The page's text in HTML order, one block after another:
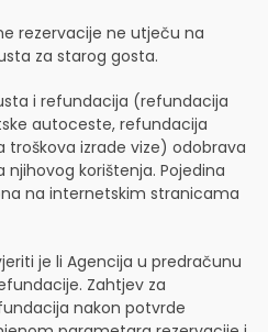
rezervacije ne utječu na
za starog gosta.
i refundacija (refundacija
autoceste, refundacija
troškova izrade vize) odobrava
korištenja. Pojedina
na internetskim stranicama
je li Agencija u predračunu
Zahtjev za
nakon potvrde